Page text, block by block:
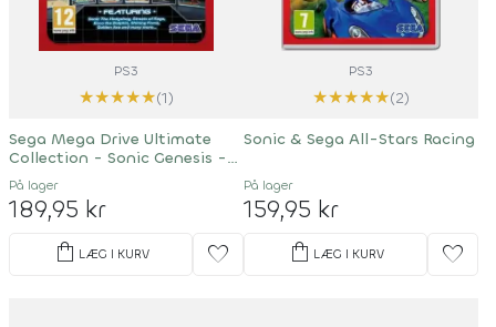
PS3
★★★★★(1)
Sega Mega Drive Ultimate
Collection - Sonic Genesis -
Essentials
På lager
189,95 kr
shopping_bag LÆG I KURV favorite
PS3
★★★★★(2)
Sonic & Sega All-Stars Racing
På lager
159,95 kr
shopping_bag LÆG I KURV favorite